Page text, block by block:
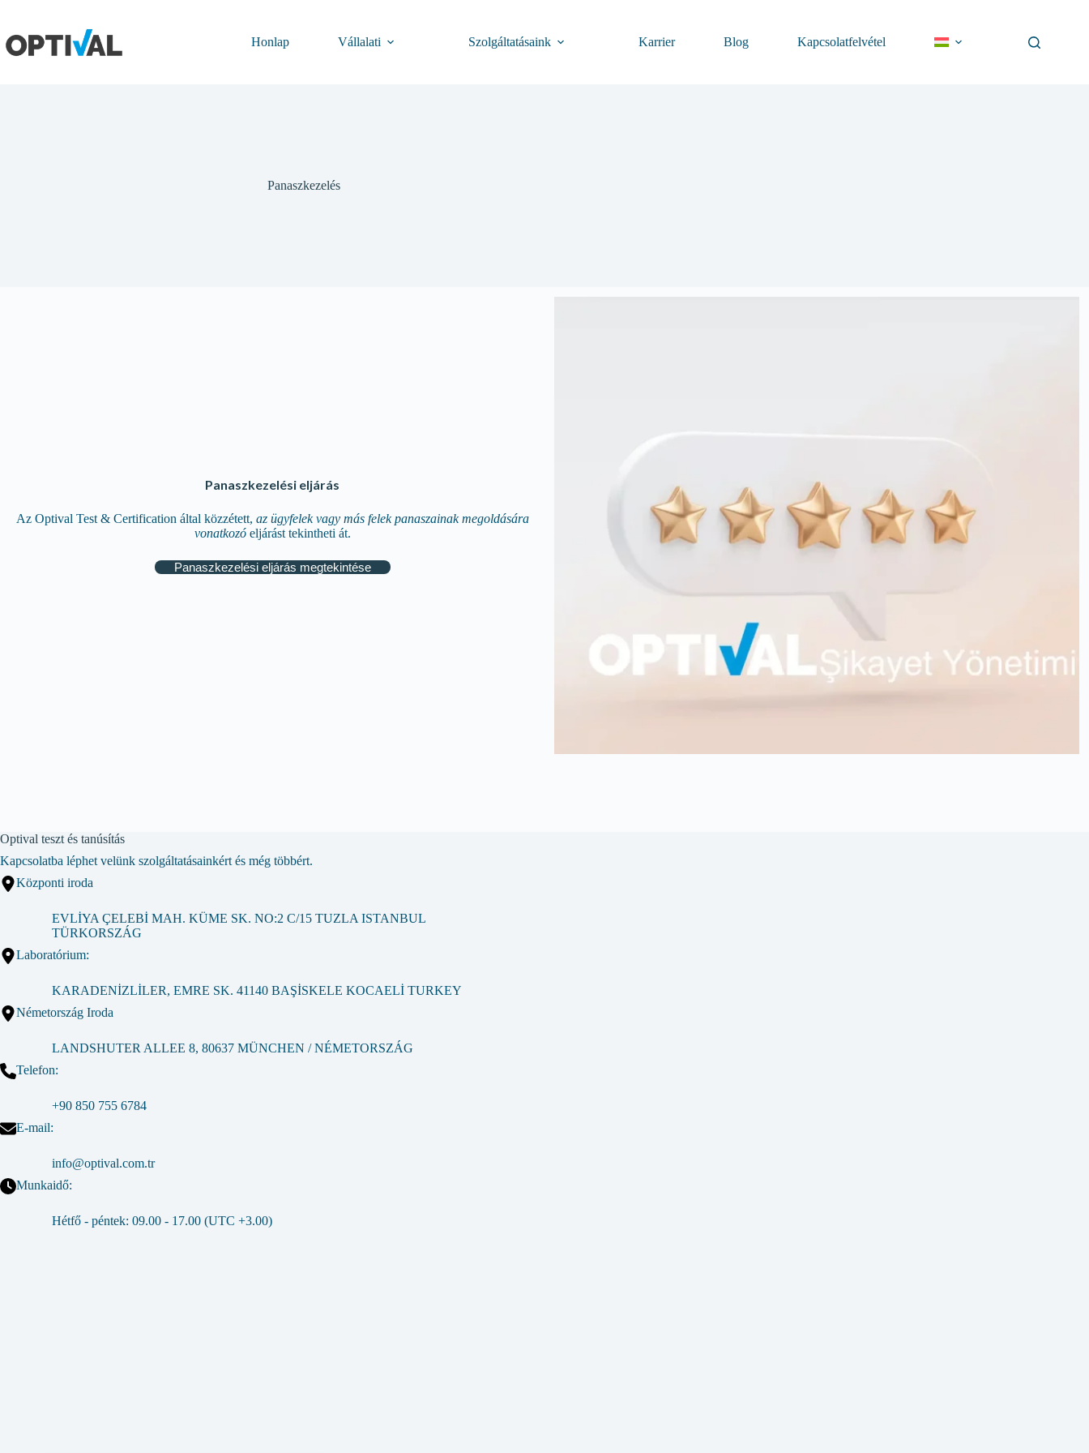
content
Honlap Vállalati Szolgáltatásaink Karrier Blog Kapcsolatfelvétel
Panaszkezelés
Panaszkezelési eljárás
Az Optival Test & Certification által közzétett, az ügyfelek vagy más felek panaszainak megoldására
vonatkozó eljárást tekintheti át.
Panaszkezelési eljárás megtekintése
Optival teszt és tanúsítás
Kapcsolatba léphet velünk szolgáltatásainkért és még többért.
Központi iroda
EVLİYA ÇELEBİ MAH. KÜME SK. NO:2 C/15 TUZLA ISTANBUL
TÜRKORSZÁG
Laboratórium:
KARADENİZLİLER, EMRE SK. 41140 BAŞİSKELE KOCAELİ TURKEY
Németország Iroda
LANDSHUTER ALLEE 8, 80637 MÜNCHEN / NÉMETORSZÁG
Telefon:
+90 850 755 6784
E-mail:
info@optival.com.tr
Munkaidő:
Hétfő - péntek: 09.00 - 17.00 (UTC +3.00)